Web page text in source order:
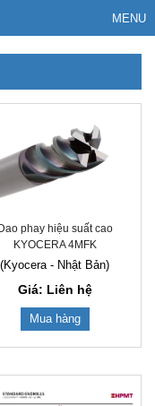
MENU
Dao phay hiệu suất cao
KYOCERA 4MFK
(Kyocera - Nhật Bản)
Giá: Liên hệ
Mua hàng